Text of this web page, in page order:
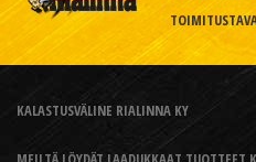
KALASTUSVÄLINE RIALINNA KY